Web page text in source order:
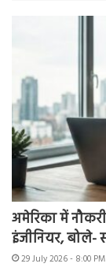
अमेरिका में
इंजीनियर, बोले-
29 July 2026 - 8:00 PM